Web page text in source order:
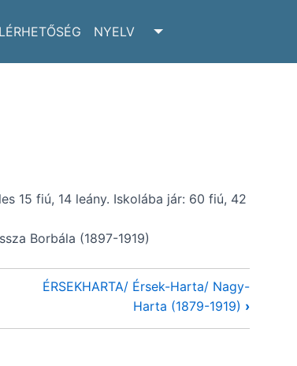
SUBMENU
ADATTÁR SUBMENU
NYELV
15 fiú, 14 leány. Iskolába jár: 60 fiú, 42
Borbála (1897-1919)
ÉRSEKHARTA/ Érsek-Harta/ Nagy-
Harta (1879-1919) ›